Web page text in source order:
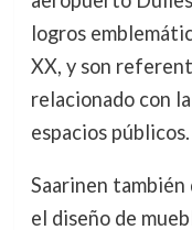
logros
XX, y son
relacionado con
espacios públicos.
Saarinen
el diseño de